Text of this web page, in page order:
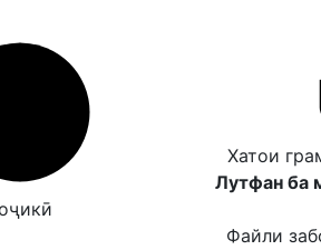
Хатои
Лутфан ба
Файли